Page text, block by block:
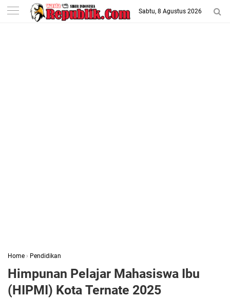
-->
Sabtu, 8 Agustus 2026
Home › Pendidikan
Himpunan Pelajar Mahasiswa Ibu
(HIPMI) Kota Ternate 2025